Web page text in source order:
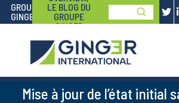
GROUPE
GINGER
LE BLOG DU
GROUPE
GINGER
Search
Submit
Mise à jour de l’état initial